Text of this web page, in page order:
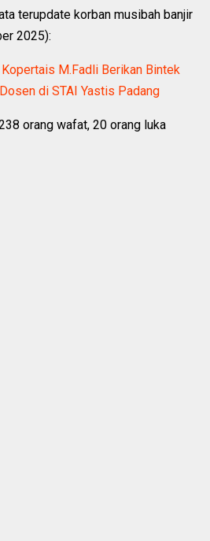
terupdate korban musibah banjir
2025):
M.Fadli Berikan Bintek
di STAI Yastis Padang
orang wafat, 20 orang luka